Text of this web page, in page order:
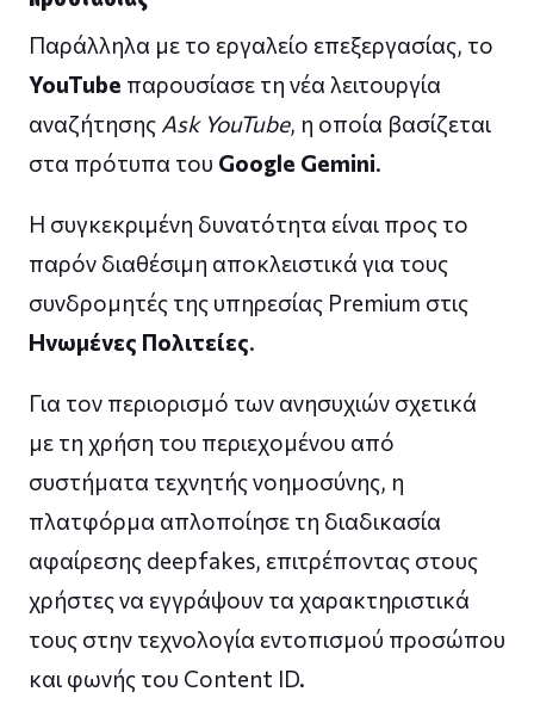
Παράλληλα με το εργαλείο επεξεργασίας, το
YouTube παρουσίασε τη νέα λειτουργία
αναζήτησης Ask YouTube, η οποία βασίζεται
στα πρότυπα του Google Gemini.
Η συγκεκριμένη δυνατότητα είναι προς το
παρόν διαθέσιμη αποκλειστικά για τους
συνδρομητές της υπηρεσίας Premium στις
Ηνωμένες Πολιτείες.
Για τον περιορισμό των ανησυχιών σχετικά
με τη χρήση του περιεχομένου από
συστήματα τεχνητής νοημοσύνης, η
πλατφόρμα απλοποίησε τη διαδικασία
αφαίρεσης deepfakes, επιτρέποντας στους
χρήστες να εγγράψουν τα χαρακτηριστικά
τους στην τεχνολογία εντοπισμού προσώπου
και φωνής του Content ID.